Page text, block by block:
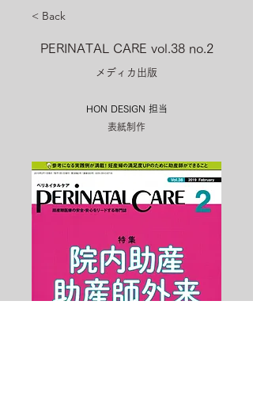
< Back
PERINATAL CARE vol.38 no.2
メディカ出版
HON DESIGN​ 担当
表紙制作